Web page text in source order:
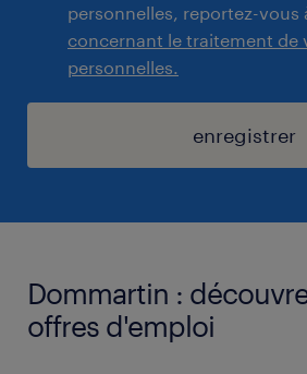
personnelles, reportez-vous
concernant le traitement de
personnelles.
enregistrer
Dommartin :
offres d'emploi